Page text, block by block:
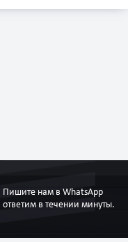
Пишите нам в WhatsApp
ответим в течении минуты.